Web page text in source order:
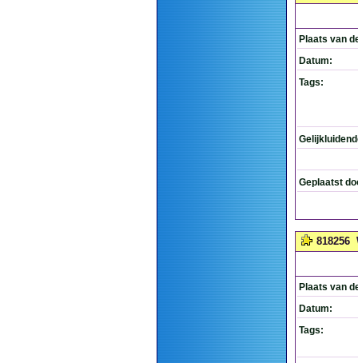
Plaats van
Datum:
Tags:
Geplaatst
818256
Plaats van
Datum:
Tags: